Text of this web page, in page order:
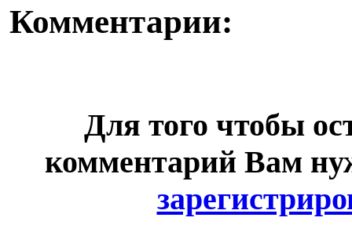
Комментарии:
Для того чтобы
комментарий Вам